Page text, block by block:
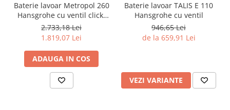
Baterie lavoar Metropol 260
Hansgrohe cu ventil click-
clack
2.733,18 Lei
1.819,07 Lei
ADAUGA IN COS
Baterie lavoar TALIS E 110
Hansgrohe cu ventil
946,65 Lei
de la 659,91 Lei
VEZI VARIANTE